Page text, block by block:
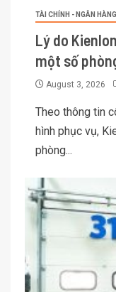
TÀI CHÍNH - NGÂN HÀNG
Lý do
một số
August 3, 2026
Theo thông tin
hình phục vụ,
phòng...